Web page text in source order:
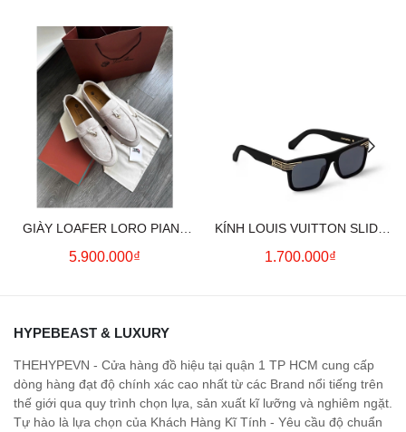
GIÀY LOAFER LORO PIANA
SUMMER CHARMS (CREAM)
5.900.000₫
KÍNH LOUIS VUITTON SLIDE
SQUARE SUNGLASSES
1.700.000₫
HYPEBEAST & LUXURY
THEHYPEVN - Cửa hàng đồ hiệu tại quận 1 TP HCM cung cấp
dòng hàng đạt độ chính xác cao nhất từ các Brand nổi tiếng trên
thế giới qua quy trình chọn lựa, sản xuất kĩ lưỡng và nghiêm ngặt.
Tự hào là lựa chọn của Khách Hàng Kĩ Tính - Yêu cầu độ chuẩn